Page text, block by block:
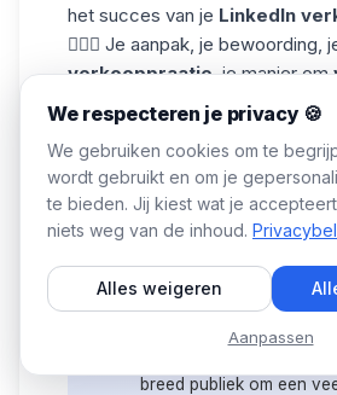
het succes van je LinkedIn
💁🏻‍♀️ Je aanpak, je bewoording,
verkooppraatje, je manier om
te bouwen
zal het verschil
Wanneer je over je aanbod
In je publicaties en berichten.
Nog een tip: Structureer
om een probleem op te
plaats van alleen een
breed publiek om een
We respecteren je privacy 🍪
We gebruiken cookies om te
wordt gebruikt en om je
te bieden. Jij kiest wat je
niets weg van de inhoud.
Alles weigeren
Aanpassen